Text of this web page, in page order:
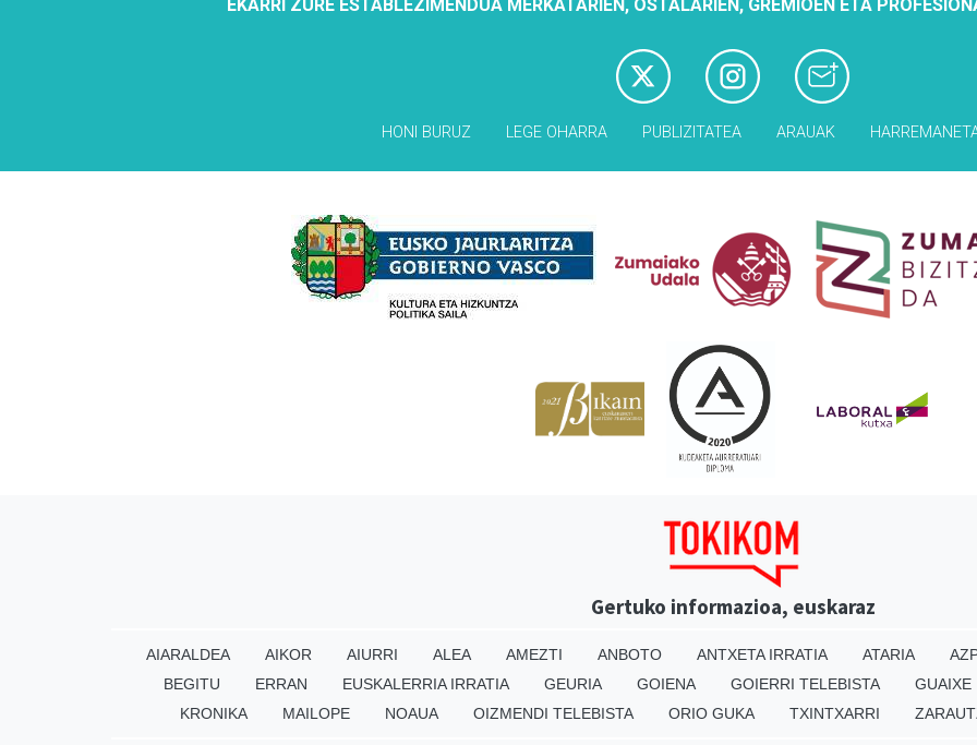
EKARRI ZURE ESTABLEZIMENDUA MERKATARIEN, OSTALARIEN, GREMIOEN ETA
HONI BURUZ LEGE OHARRA PUBLIZITATEA ARAUAK
Gertuko informazioa, euskaraz
AIARALDEA AIKOR AIURRI ALEA AMEZTI ANBOTO ANTXETA IRRATIA ATARIA
BEGITU
ERRAN EUSKALERRIA IRRATIA GEURIA GOIENA GOIERRI TELEBISTA
GUAIXE
KRONIKA
MAILOPE NOAUA OIZMENDI TELEBISTA ORIO GUKA TXINTXARRI